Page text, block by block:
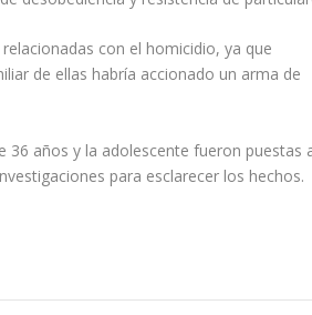
con el homicidio, ya que
de ellas habría accionado un arma de
36 años y la adolescente fueron puestas
para esclarecer los hechos.